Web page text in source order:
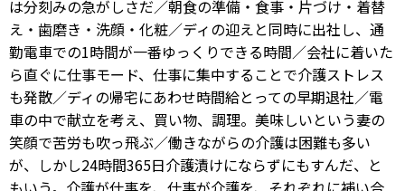
は分刻みの急がしさだ／朝食の準備・食事・片づけ・着替
え・歯磨き・洗顔・化粧／ディの迎えと同時に出社し、通
勤電車での1時間が一番ゆっくりできる時間／会社に着いた
ら直ぐに仕事モード、仕事に集中することで介護ストレス
も発散／ディの帰宅にあわせ時間給とっての早期退社／電
車の中で献立を考え、買い物、調理。美味しいという妻の
笑顔で苦労も吹っ飛ぶ／働きながらの介護は困難も多い
が、しかし24時間365日介護漬けにならずにもすんだ、と